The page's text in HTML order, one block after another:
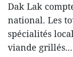
Dak Lak
national. Les
spécialités
viande